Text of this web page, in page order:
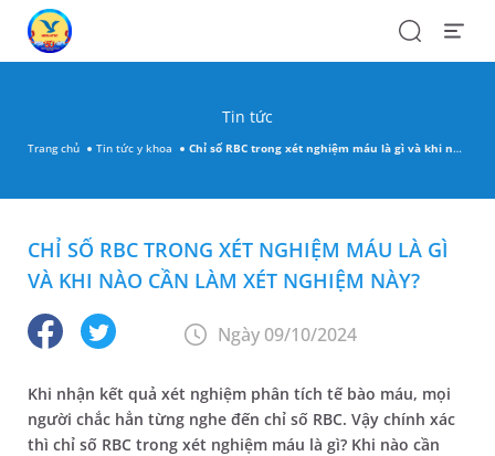
SearchOpen
Tin tức
Trang chủ Tin tức y khoa Chỉ số RBC trong xét nghiệm máu là gì và khi nào cần làm xét nghiệm này?
CHỈ SỐ RBC TRONG XÉT NGHIỆM MÁU LÀ GÌ
VÀ KHI NÀO CẦN LÀM XÉT NGHIỆM NÀY?
Ngày 09/10/2024
Khi nhận kết quả xét nghiệm phân tích tế bào máu, mọi
người chắc hẳn từng nghe đến chỉ số RBC. Vậy chính xác
thì chỉ số RBC trong xét nghiệm máu là gì? Khi nào cần